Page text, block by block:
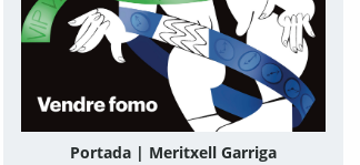
Portada | Meritxell Garriga